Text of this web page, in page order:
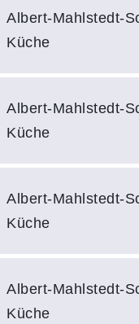
Albert-Mahlstedt-
Küche
Albert-Mahlstedt-
Küche
Albert-Mahlstedt-
Küche
Albert-Mahlstedt-
Küche